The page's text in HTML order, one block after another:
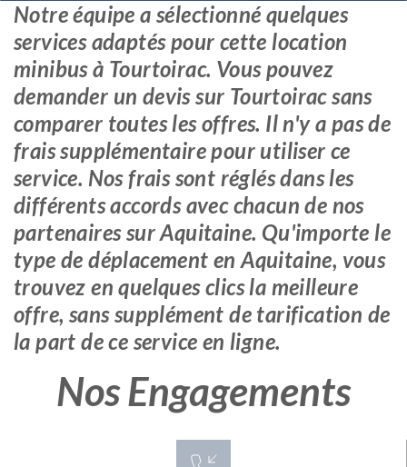
Notre équipe a sélectionné quelques
services adaptés pour cette location
minibus à Tourtoirac. Vous pouvez
demander un devis sur Tourtoirac sans
comparer toutes les offres. Il n'y a pas de
frais supplémentaire pour utiliser ce
service. Nos frais sont réglés dans les
différents accords avec chacun de nos
partenaires sur Aquitaine. Qu'importe le
type de déplacement en Aquitaine, vous
trouvez en quelques clics la meilleure
offre, sans supplément de tarification de
la part de ce service en ligne.
Nos Engagements